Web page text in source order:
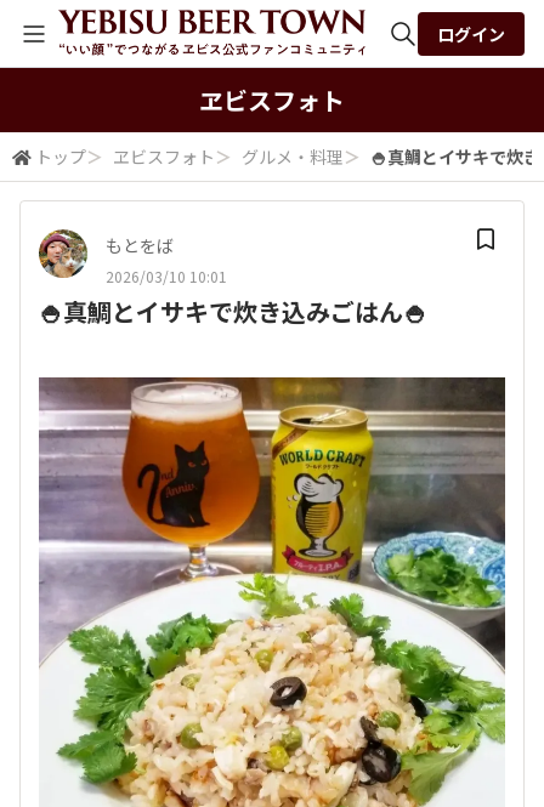
検索
ログイン
ヱビスフォト
トップ＞ ヱビスフォト ＞ グルメ・料理＞ 🍚真鯛とイサキで炊
もとをば
2026/03/10 10:01
🍚真鯛とイサキで炊き込みごはん🍚